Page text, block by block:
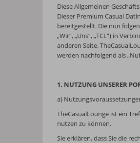
Diese Allgemeinen
Dieser Premium Casual
bereitgestellt. Die nun
„Wir“, „Uns“, „TCL“) in
anderen Seite.
werden nachfolgend als
1. NUTZUNG UNSERER
a)
TheCasualLounge ist ein
nutzen zu können.
Sie erklären, dass Sie die